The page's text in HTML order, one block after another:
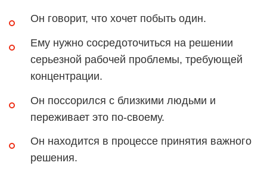
Он говорит, что хочет побыть один.
Ему нужно сосредоточиться на решении
серьезной рабочей проблемы, требующей
концентрации.
Он поссорился с близкими людьми и
переживает это по-своему.
Он находится в процессе принятия важного
решения.